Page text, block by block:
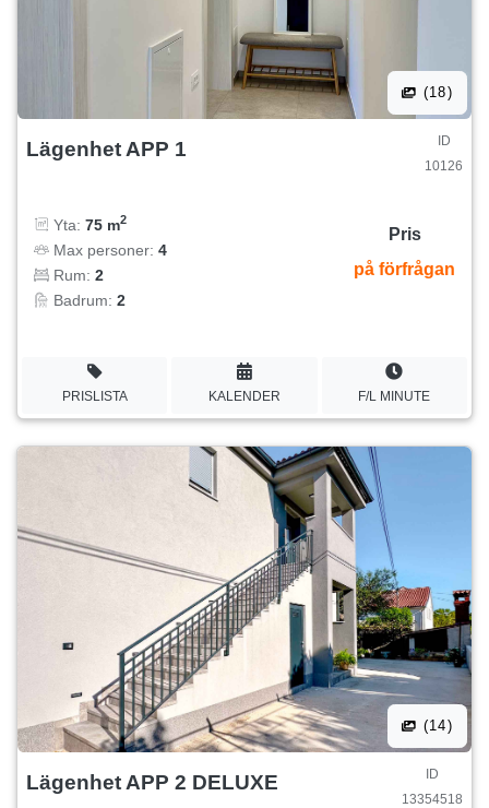
(18)
Lägenhet APP 1
ID
10126
Yta: 75 m2
Max personer: 4
Rum: 2
Badrum: 2
Pris
på förfrågan
PRISLISTA KALENDER F/L MINUTE
(14)
Lägenhet APP 2 DELUXE
ID
13354518